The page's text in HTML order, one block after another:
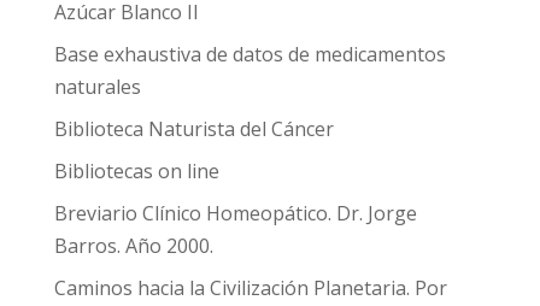
Azúcar Blanco II
Base exhaustiva de datos de medicamentos
naturales
Biblioteca Naturista del Cáncer
Bibliotecas on line
Breviario Clínico Homeopático. Dr. Jorge
Barros. Año 2000.
Caminos hacia la Civilización Planetaria. Por